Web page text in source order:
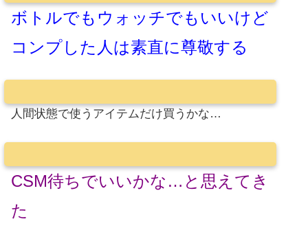
ボトルでもウォッチでもいいけど
コンプした人は素直に尊敬する
人間状態で使うアイテムだけ買うかな…
CSM待ちでいいかな…と思えてき
た